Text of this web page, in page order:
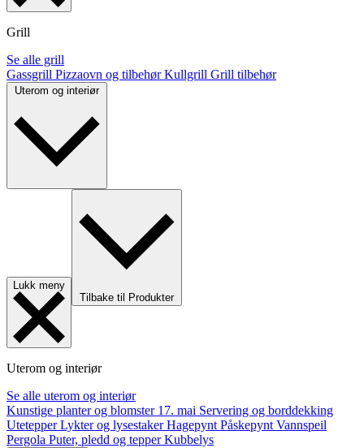
Grill
Se alle grill
Gassgrill Pizzaovn og tilbehørKullgrill Grill tilbehør
Uterom og interiør
Lukk meny
Tilbake til Produkter
Uterom og interiør
Se alle uterom og interiør
Kunstige planter og blomster 17. mai Servering og borddekking
UtetepperLykter og lysestakerHagepynt Påskepynt Vannspeil
Pergola Puter, pledd og tepperKubbelys